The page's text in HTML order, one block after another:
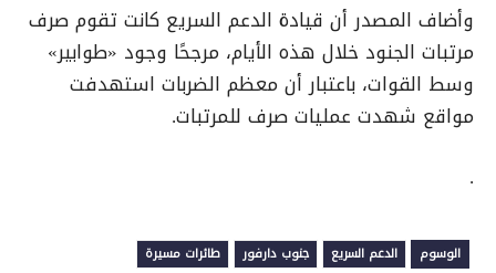
وأضاف المصدر أن قيادة الدعم السريع كانت تقوم صرف
مرتبات الجنود خلال هذه الأيام، مرجحًا وجود «طوابير»
وسط القوات، باعتبار أن معظم الضربات استهدفت
مواقع شهدت عمليات صرف للمرتبات.
.
الوسوم الدعم السريع جنوب دارفور طائرات مسيرة